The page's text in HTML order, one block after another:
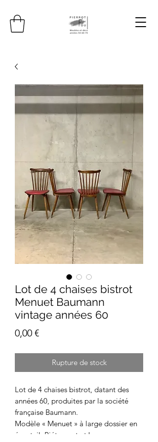
Lot de 4 chaises bistrot
Menuet Baumann
vintage années 60
0,00 €Prix
Rupture de stock
Lot de 4 chaises bistrot, datant des
années 60, produites par la société
française Baumann.
Modèle « Menuet » à large dossier en
éventail. Piétement et barreaux en